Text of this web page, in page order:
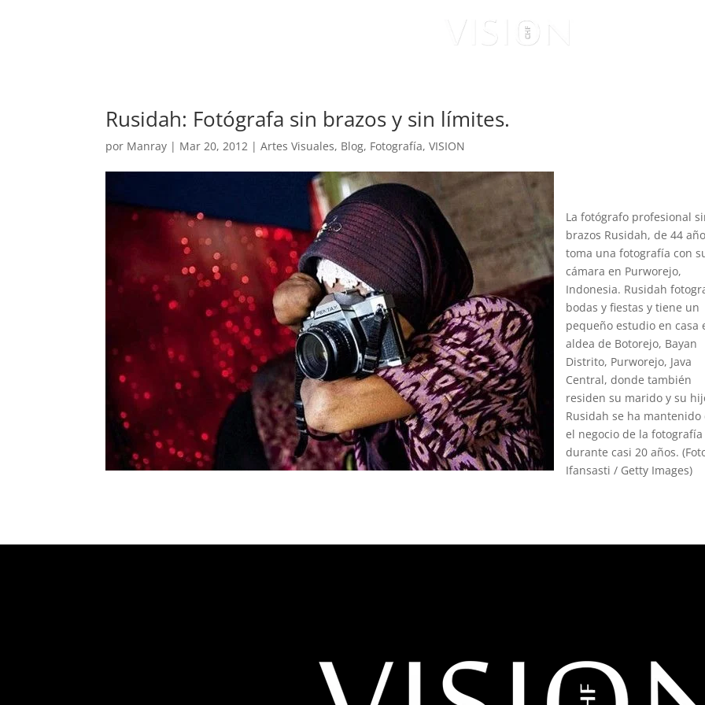
Rusidah: Fotógrafa sin brazos y sin límites.
por Manray | Mar 20, 2012 |Artes Visuales, Blog, Fotografía,VISION
La fotógrafo profesional
brazos Rusidah, de 44
toma una fotografía con
cámara en Purworejo,
Indonesia. Rusidah
bodas y fiestas y tiene un
pequeño estudio en casa
aldea de Botorejo, Bayan
Distrito, Purworejo, Java
Central, donde también
residen su marido y su
Rusidah se ha mantenido
el negocio de la fotografía
durante casi 20 años.
Ifansasti / Getty Images)